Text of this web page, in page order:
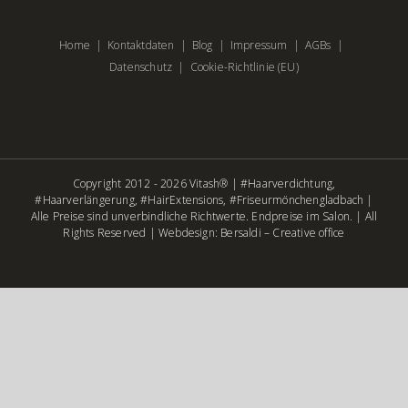
Home Kontaktdaten Blog Impressum
AGBs
Datenschutz
Cookie-Richtlinie (EU)
Copyright 2012 - 2026 Vitash® | #Haarverdichtung,
#Haarverlängerung, #HairExtensions, #Friseurmönchengladbach |
Alle Preise sind unverbindliche Richtwerte. Endpreise im Salon. | All
Rights Reserved |Webdesign: Bersaldi – Creative office